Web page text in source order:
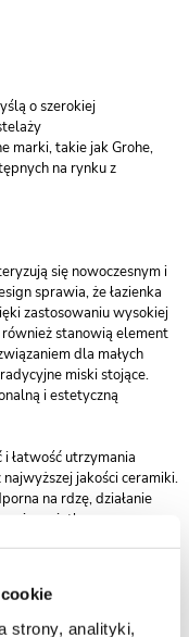
strony, analityki,
o szerokiej
marki, takie jak Grohe,
na rynku z
się nowoczesnym i
sprawia, że łazienka
zastosowaniu wysokiej
stanowią element
dla małych
miski stojące.
i estetyczną
łatwość utrzymania
jakości ceramiki.
na rdzę, działanie
wyjątkowe
podejście do